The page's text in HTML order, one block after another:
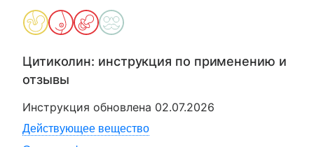
Цитиколин: инструкция по применению и
отзывы
Инструкция обновлена 02.07.2026
Действующее вещество